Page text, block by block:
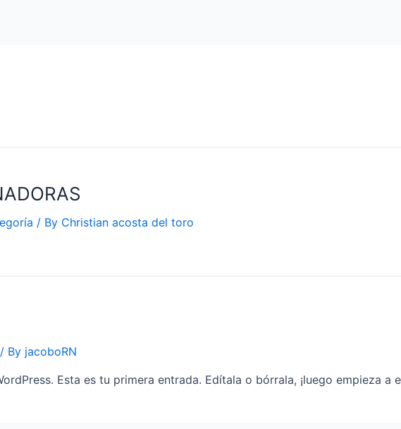
/ By Christian acosta del toro
/ By jacoboRN
Esta es tu primera entrada. Edítala o bórrala, ¡luego empieza a